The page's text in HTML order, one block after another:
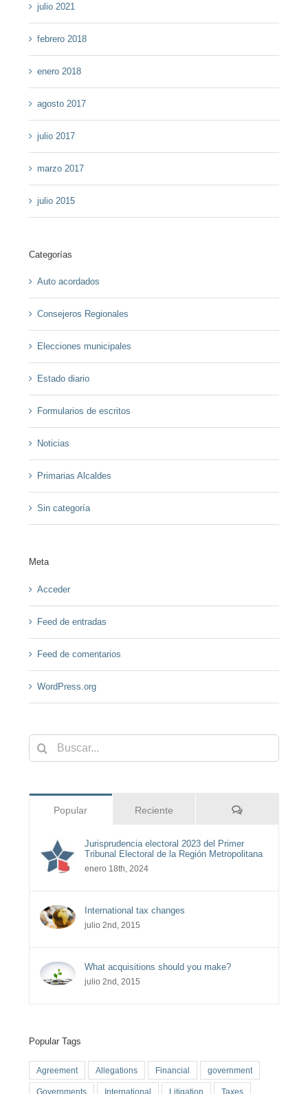
julio 2021
febrero 2018
enero 2018
agosto 2017
julio 2017
marzo 2017
julio 2015
Categorías
Auto acordados
Consejeros Regionales
Elecciones municipales
Estado diario
Formularios de escritos
Noticias
Primarias Alcaldes
Sin categoría
Meta
Acceder
Feed de entradas
Feed de comentarios
WordPress.org
Buscar:
Popular Reciente Comentarios
Jurisprudencia electoral 2023 del Primer
Tribunal Electoral de la Región Metropolitana
enero 18th, 2024
International tax changes
julio 2nd, 2015
What acquisitions should you make?
julio 2nd, 2015
Popular Tags
Agreement Allegations Financial government
Governments International Litigation Taxes